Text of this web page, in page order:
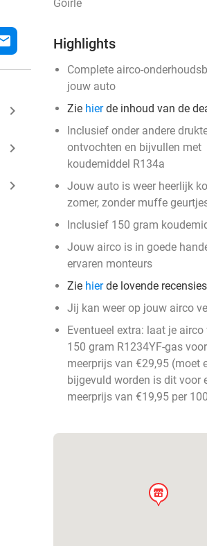
keyboard_arrow_right
keyboard_arrow_right
keyboard_arrow_right
Goirle
Highlights
Complete airco-
jouw auto
Zie hierde inhoud van de
Inclusief onder andere
ontvochten en bijvullen met
koudemiddel R134a
Jouw auto is weer heerlijk
zomer, zonder muffe
Inclusief 150 gram
Jouw airco is in goede
ervaren monteurs
Zie hierde lovende recensies
Jij kan weer op jouw airco
Eventueel extra: laat je
150 gram R1234YF-gas
meerprijs van €29,95 (moet
bijgevuld worden is dit voor
meerprijs van €19,95 per
store